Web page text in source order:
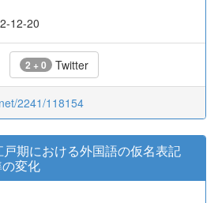
12-20
2 + 0 Twitter
2241/118154
戸期における外国語の仮名表記
変化